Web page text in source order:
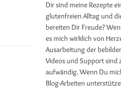
Dir sind meine Rezepte
glutenfreien Alltag und
bereiten Dir Freude?
es mich wirklich von
Ausarbeitung der
Videos und Support sind
aufwändig. Wenn Du
Blog-Arbeiten